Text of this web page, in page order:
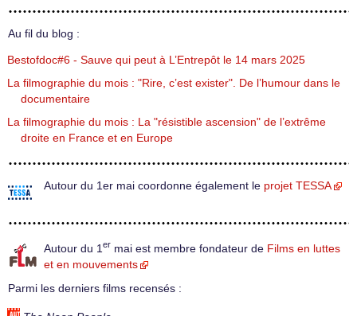
Au fil du blog :
Bestofdoc#6 - Sauve qui peut à L’Entrepôt le 14 mars 2025
La filmographie du mois : "Rire, c’est exister". De l’humour dans le
documentaire
La filmographie du mois : La "résistible ascension" de l’extrême
droite en France et en Europe
Autour du 1er mai coordonne également le projet TESSA
Autour du 1 er mai est membre fondateur de Films en luttes
et en mouvements
Parmi les derniers films recensés :